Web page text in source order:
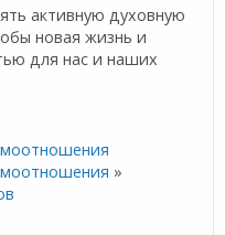
активную духовную
новая жизнь и
для нас и наших
»